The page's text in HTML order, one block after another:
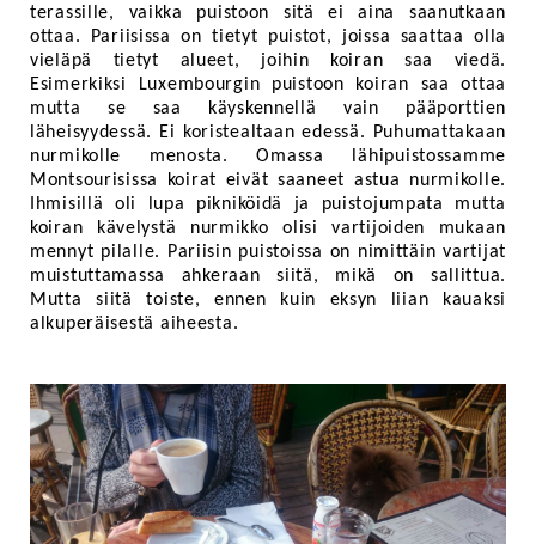
terassille, vaikka puistoon sitä ei aina saanutkaan
ottaa. Pariisissa on tietyt puistot, joissa saattaa olla
vieläpä tietyt alueet, joihin koiran saa viedä.
Esimerkiksi Luxembourgin puistoon koiran saa ottaa
mutta se saa käyskennellä vain pääporttien
läheisyydessä. Ei koristealtaan edessä. Puhumattakaan
nurmikolle menosta. Omassa lähipuistossamme
Montsourisissa koirat eivät saaneet astua nurmikolle.
Ihmisillä oli lupa pikniköidä ja puistojumpata mutta
koiran kävelystä nurmikko olisi vartijoiden mukaan
mennyt pilalle. Pariisin puistoissa on nimittäin vartijat
muistuttamassa ahkeraan siitä, mikä on sallittua.
Mutta siitä toiste, ennen kuin eksyn liian kauaksi
alkuperäisestä aiheesta.